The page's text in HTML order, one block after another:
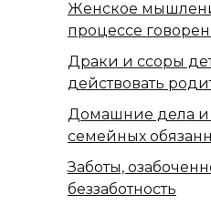
Женское
процессе
Драки и ссоры
действовать
Домашние дела и
семейных
Заботы,
беззаботность